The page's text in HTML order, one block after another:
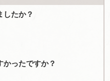
したか？
かったですか？